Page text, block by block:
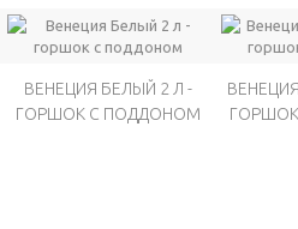
ВЕНЕЦИЯ БЕЛЫЙ 2 Л -
ГОРШОК С ПОДДОНОМ